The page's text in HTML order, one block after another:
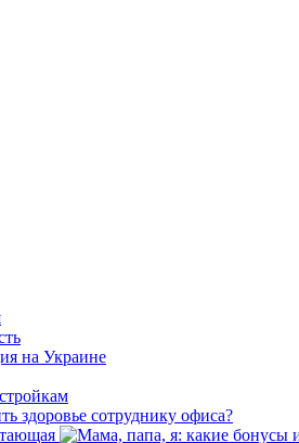
на Украине
здоровье сотруднику офиса?